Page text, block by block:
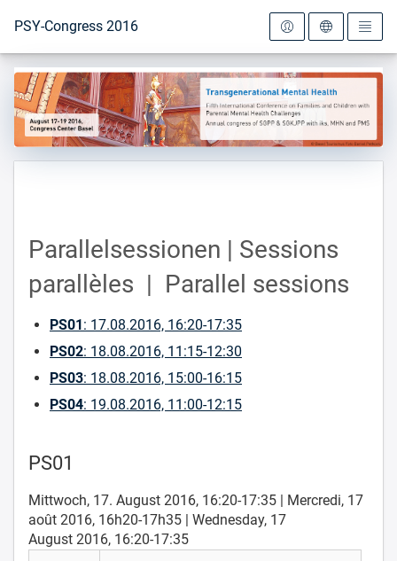
To the homepage
PSY-Congress 2016
Parallelsessionen | Sessions
parallèles | Parallel sessions
PS01: 17.08.2016, 16:20-17:35
PS02: 18.08.2016, 11:15-12:30
PS03: 18.08.2016, 15:00-16:15
PS04: 19.08.2016, 11:00-12:15
PS01
Mittwoch, 17. August 2016, 16:20-17:35 | Mercredi, 17
août 2016, 16h20-17h35 | Wednesday, 17
August 2016, 16:20-17:35